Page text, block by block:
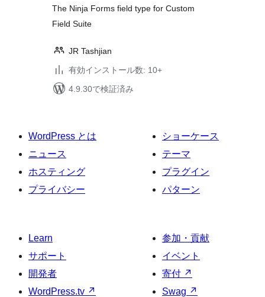
価
The Ninja Forms field type for Custom
Field Suite
JR Tashjian
有効インストール数: 10+
4.9.30で検証済み
WordPress とは
ニュース
ホスティング
プライバシー
ショーケース
テーマ
プラグイン
パターン
Learn
サポート
開発者
WordPress.tv ↗
参加・貢献
イベント
寄付 ↗
Swag ↗